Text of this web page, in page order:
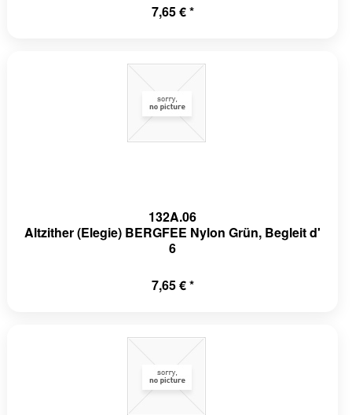
7,65 € *
132A.06
Altzither (Elegie) BERGFEE Nylon Grün, Begleit d'
6
7,65 € *